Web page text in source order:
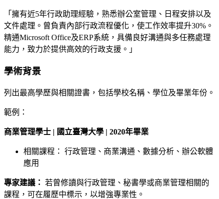
「擁有近5年行政助理經驗，熟悉辦公室管理、日程安排以及
文件處理。曾負責內部行政流程優化，使工作效率提升30%。
精通Microsoft Office及ERP系統，具備良好溝通與多任務處理
能力，致力於提供高效的行政支援。」
學術背景
列出最高學歷與相關證書，包括學校名稱、學位及畢業年份。
範例：
商業管理學士 | 國立臺灣大學 | 2020年畢業
相關課程： 行政管理、商業溝通、數據分析、辦公軟體
應用
專家建議： 若曾修讀與行政管理、秘書學或商業管理相關的
課程，可在履歷中標示，以增強專業性。